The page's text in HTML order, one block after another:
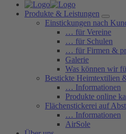
Produkte & Leistungen
Einstickungen nach
… für Vereine
… für Schulen
… für Firmen &
Galerie
Was können wir
Bestickte Heimtextilien
… Informationen
Produkte online
Flächenstickerei auf
… Informationen
AirSole